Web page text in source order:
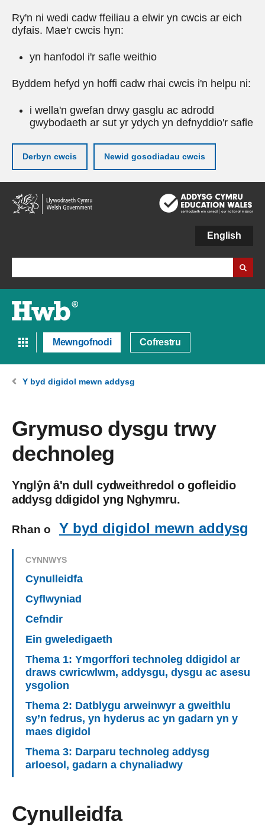
Ry'n ni wedi cadw ffeiliau a elwir yn cwcis ar eich
dyfais. Mae'r cwcis hyn:
yn hanfodol i'r safle weithio
Byddem hefyd yn hoffi cadw rhai cwcis i'n helpu ni:
i wella'n gwefan drwy gasglu ac adrodd
gwybodaeth ar sut yr ydych yn defnyddio'r safle
Derbyn cwcis Newid gosodiadau cwcis
Neidio
i'r
prif
English
Mewngofnodi Cofrestru
Y byd digidol mewn addysg
Grymuso dysgu trwy
dechnoleg
Ynglŷn â'n dull cydweithredol o gofleidio
addysg ddigidol yng Nghymru.
Rhan o Y byd digidol mewn addysg
CYNNWYS
Cynulleidfa
Cyflwyniad
Cefndir
Ein gweledigaeth
Thema 1: Ymgorffori technoleg ddigidol ar
draws cwricwlwm, addysgu, dysgu ac asesu
ysgolion
Thema 2: Datblygu arweinwyr a gweithlu
sy’n fedrus, yn hyderus ac yn gadarn yn y
maes digidol
Thema 3: Darparu technoleg addysg
arloesol, gadarn a chynaliadwy
Cynulleidfa